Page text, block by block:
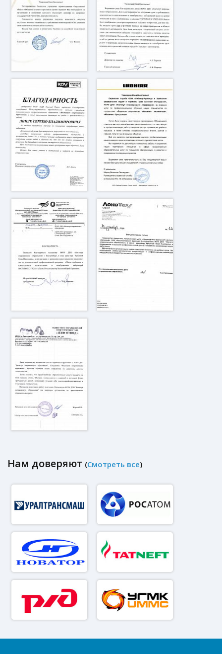
Нам доверяют (Смотреть все)